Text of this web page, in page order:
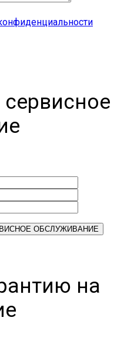
на